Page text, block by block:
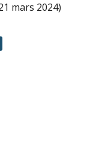
mars 2024)